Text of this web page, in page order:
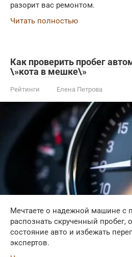
разорит вас ремонтом.
Читать полностью
Как проверить пробег
\»кота в мешке\»
Рейтинги Елена Петрова
Мечтаете о надежной машине с
распознать скрученный пробег,
состояние авто и избежать
экспертов.